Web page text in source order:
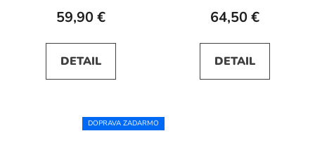
59,90 €
DETAIL
64,50 €
DETAIL
DOPRAVA ZADARMO